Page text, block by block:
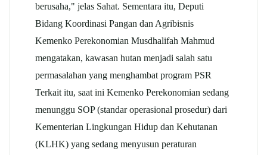
berusaha," jelas Sahat. Sementara itu, Deputi
Bidang Koordinasi Pangan dan Agribisnis
Kemenko Perekonomian Musdhalifah Mahmud
mengatakan, kawasan hutan menjadi salah satu
permasalahan yang menghambat program PSR
Terkait itu, saat ini Kemenko Perekonomian sedang
menunggu SOP (standar operasional prosedur) dari
Kementerian Lingkungan Hidup dan Kehutanan
(KLHK) yang sedang menyusun peraturan